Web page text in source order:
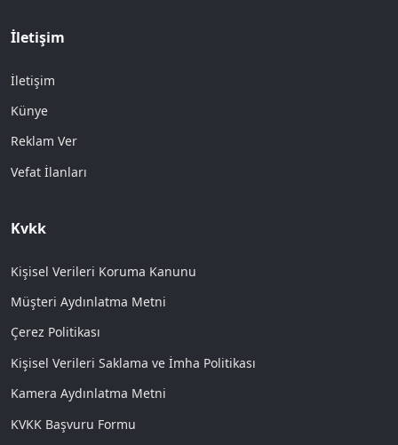
İletişim
İletişim
Künye
Reklam Ver
Vefat İlanları
Kvkk
Kişisel Verileri Koruma Kanunu
Müşteri Aydınlatma Metni
Çerez Politikası
Kişisel Verileri Saklama ve İmha Politikası
Kamera Aydınlatma Metni
KVKK Başvuru Formu